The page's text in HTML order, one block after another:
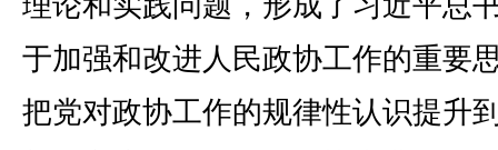
于加强和改进人民政协工作的重要
把党对政协工作的规律性认识提升